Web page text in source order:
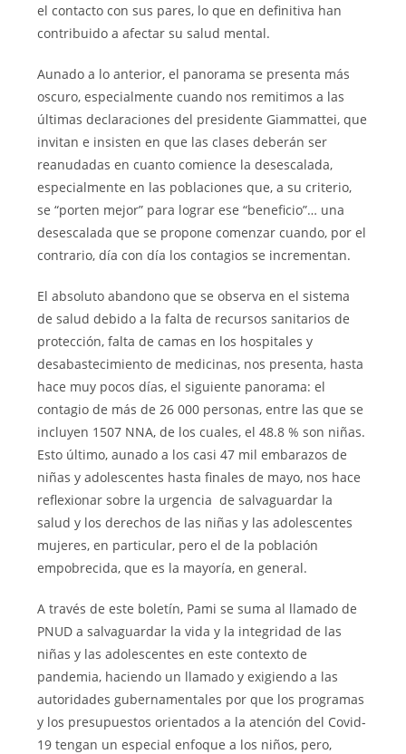
el contacto con sus pares, lo que en definitiva han
contribuido a afectar su salud mental.
Aunado a lo anterior, el panorama se presenta más
oscuro, especialmente cuando nos remitimos a las
últimas declaraciones del presidente Giammattei, que
invitan e insisten en que las clases deberán ser
reanudadas en cuanto comience la desescalada,
especialmente en las poblaciones que, a su criterio,
se “porten mejor” para lograr ese “beneficio”… una
desescalada que se propone comenzar cuando, por el
contrario, día con día los contagios se incrementan.
El absoluto abandono que se observa en el sistema
de salud debido a la falta de recursos sanitarios de
protección, falta de camas en los hospitales y
desabastecimiento de medicinas, nos presenta, hasta
hace muy pocos días, el siguiente panorama: el
contagio de más de 26 000 personas, entre las que se
incluyen 1507 NNA, de los cuales, el 48.8 % son niñas.
Esto último, aunado a los casi 47 mil embarazos de
niñas y adolescentes hasta finales de mayo, nos hace
reflexionar sobre la urgencia de salvaguardar la
salud y los derechos de las niñas y las adolescentes
mujeres, en particular, pero el de la población
empobrecida, que es la mayoría, en general.
A través de este boletín, Pami se suma al llamado de
PNUD a salvaguardar la vida y la integridad de las
niñas y las adolescentes en este contexto de
pandemia, haciendo un llamado y exigiendo a las
autoridades gubernamentales por que los programas
y los presupuestos orientados a la atención del Covid-
19 tengan un especial enfoque a los niños, pero,